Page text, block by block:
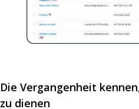
Die Vergangenheit
zu dienen